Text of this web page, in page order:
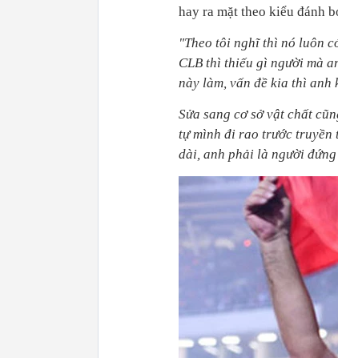
hay ra mặt theo kiểu đánh
"Theo tôi nghĩ thì nó luôn
CLB thì thiếu gì người mà
này làm, vấn đề kia thì anh
Sửa sang cơ sở vật chất
tự mình đi rao trước truyền
dài, anh phải là người